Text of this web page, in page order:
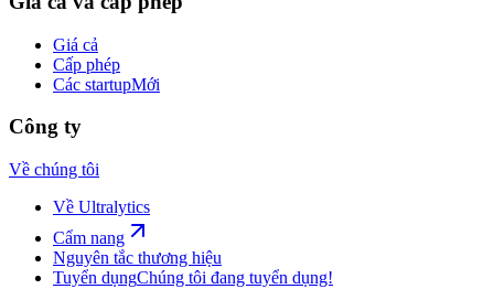
Giá cả
Cấp phép
Các startupMới
Công ty
Về chúng tôi
Về Ultralytics
Cẩm nang
Nguyên tắc thương hiệu
Tuyển dụngChúng tôi đang tuyển dụng!